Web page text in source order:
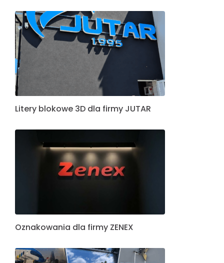
Litery blokowe 3D dla firmy JUTAR
Oznakowania dla firmy ZENEX